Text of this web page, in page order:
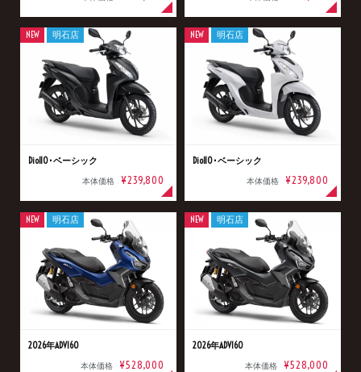
Dio110･ベーシック
本体価格 ¥239,800
NEW 明石店
Dio110･ベーシック
本体価格 ¥239,800
NEW 明石店
2026年ADV160
本体価格 ¥528,000
NEW 明石店
2026年ADV160
本体価格 ¥528,000
NEW 明石店